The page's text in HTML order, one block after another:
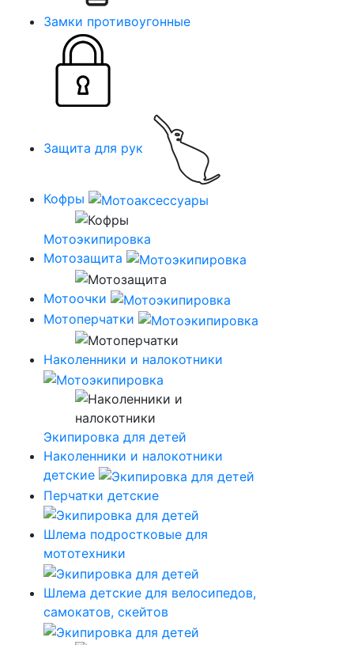
Замки противоугонные
Защита для рук
Кофры
Мотоэкипировка
Мотозащита
Мотоочки
Мотоперчатки
Наколенники и налокотники
Экипировка для детей
Наколенники и налокотники
детские
Перчатки детские
Шлема подростковые для
мототехники
Шлема детские для велосипедов,
самокатов, скейтов